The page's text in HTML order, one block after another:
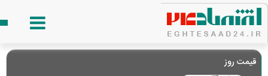
قیمت روز